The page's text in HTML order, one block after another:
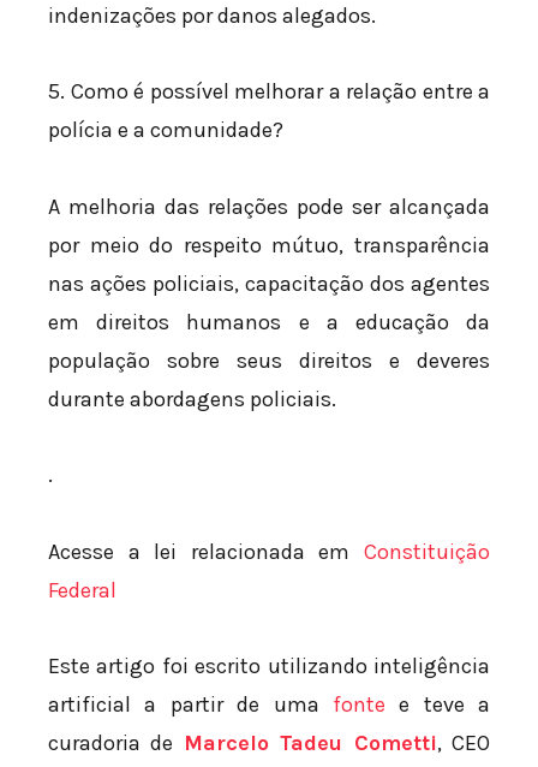
indenizações por danos alegados.
5. Como é possível melhorar a relação entre a
polícia e a comunidade?
A melhoria das relações pode ser alcançada
por meio do respeito mútuo, transparência
nas ações policiais, capacitação dos agentes
em direitos humanos e a educação da
população sobre seus direitos e deveres
durante abordagens policiais.
.
Acesse a lei relacionada em Constituição
Federal
Este artigo foi escrito utilizando inteligência
artificial a partir de uma fonte e teve a
curadoria de Marcelo Tadeu Cometti, CEO